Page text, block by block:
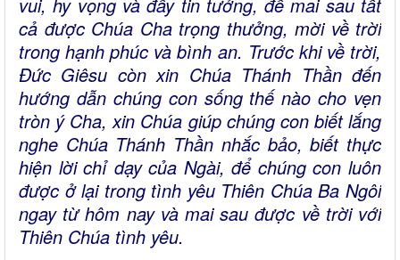
cả được Chúa Cha trọng thưởng, mời về trời
trong hạnh phúc và bình an. Trước khi về trời,
Đức Giêsu còn xin Chúa Thánh Thần đến
hướng dẫn chúng con sống thế nào cho vẹn
tròn ý Cha, xin Chúa giúp chúng con biết lắng
nghe Chúa Thánh Thần nhắc bảo, biết thực
hiện lời chỉ dạy của Ngài, để chúng con luôn
được ở lại trong tình yêu Thiên Chúa Ba Ngôi
ngay từ hôm nay và mai sau được về trời với
Thiên Chúa tình yêu.